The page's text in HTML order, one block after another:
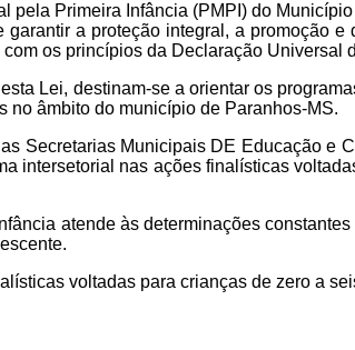
pela Primeira Infância (PMPI) do
a proteção integral, a promoção
os princípios da Declaração Universal
Lei, destinam-se a orientar os
no âmbito do município de Paranhos-MS.
Secretarias Municipais DE Educação e
intersetorial nas ações finalísticas
atende às determinações
voltadas para crianças de zero a